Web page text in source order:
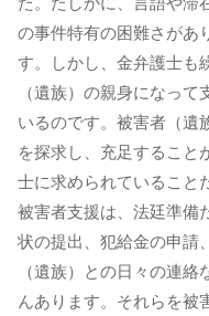
の事件特有の困難さがあ
す。しかし、金弁護士も
（遺族）の親身になっ
いるのです。被害者（遺
を探求し、充足すること
士に求められていること
被害者支援は、法廷準備
状の提出、犯給金の申請
（遺族）との日々の連
んあります。それらを被